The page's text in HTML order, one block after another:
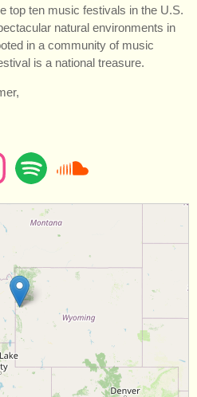
ス
top ten music festivals in the U.S.
natural environments in
in a community of music
is a national treasure.